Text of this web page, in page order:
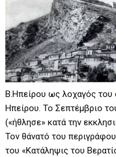
Β.Ηπείρου ως λοχαγός του
Ηπείρου. Το Σεπτέμβριο
(«ήθλησε» κατά την
Τον θάνατό του
του «Κατάληψις του